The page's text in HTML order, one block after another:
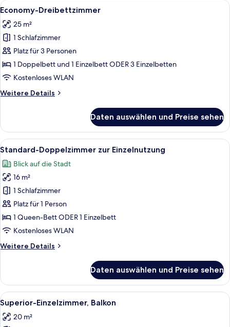
Alle
Fotos
für
Economy-
Dreibettzimmer
anzeigen
Ein Hotelzimmer mit einem Bett,
4
Economy-Dreibettzimmer
25 m²
1 Schlafzimmer
Platz für 3 Personen
1 Doppelbett und 1 Einzelbett ODER 3 Einzelbetten
Kostenloses WLAN
Weitere Details
Weitere
Dreibettzimmer
Daten auswählen und Preise sehen
Alle
Fotos
für
Standard-
Doppelzimmer
zur
Einzelnutzung
anzeigen
Ein Hotelzimmer mit zwei Betten,
7
Standard-Doppelzimmer zur Einzelnutzung
Blick auf die Stadt
16 m²
1 Schlafzimmer
Platz für 1 Person
1 Queen-Bett ODER 1 Einzelbett
Kostenloses WLAN
Weitere Details
Weitere
Doppelzimmer
zur
Einzelnutzung
Daten auswählen und Preise sehen
Alle
Fotos
für
Ein Hotelzimmer mit einem großen
6
Superior-Einzelzimmer, Balkon
20 m²